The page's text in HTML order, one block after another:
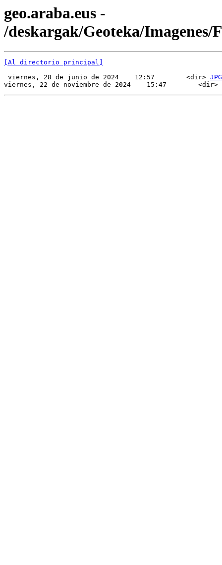
geo.araba.eus -
/deskargak/Geoteka/Imagenes/
[Al directorio principal]
viernes, 28 de junio de 2024    12:57        <dir> JPG
viernes, 22 de noviembre de 2024    15:47        <dir>